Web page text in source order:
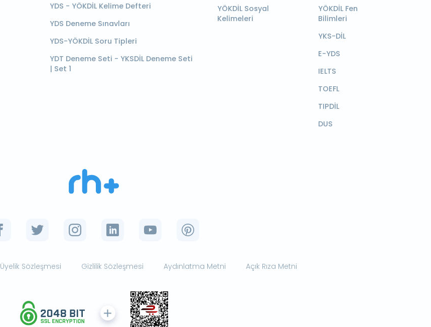
YDS - YÖKDİL Kelime Defteri
YDS Deneme Sınavları
YDS-YÖKDİL Soru Tipleri
YDT Deneme Seti - YKSDİL Deneme Seti
| Set 1
YÖKDİL Sosyal
Kelimeleri
YÖKDİL Fen
Bilimleri
YKS-DİL
E-YDS
IELTS
TOEFL
TIPDİL
DUS
Üyelik Sözleşmesi Gizlilik Sözleşmesi Aydınlatma Metni Açık Rıza Metni